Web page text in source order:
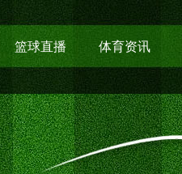
篮球直播 体育资讯